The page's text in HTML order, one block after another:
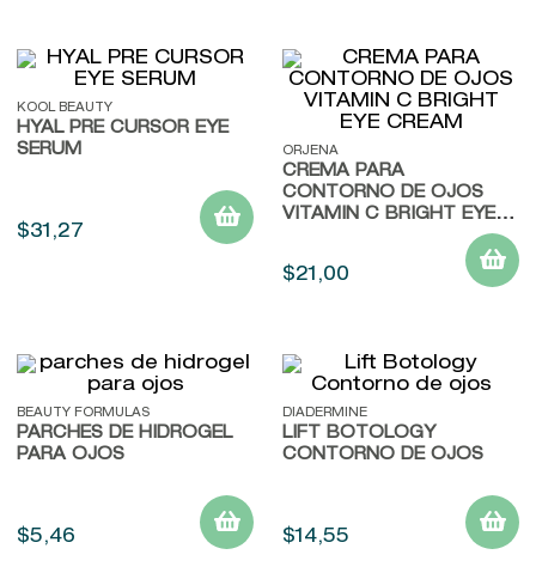
KOOL BEAUTY
HYAL PRE CURSOR EYE
SERUM
$31 ,27
ORJENA
CREMA PARA
CONTORNO DE OJOS
VITAMIN C BRIGHT EYE
$21 ,00
BEAUTY FORMULAS
PARCHES DE HIDROGEL
PARA OJOS
$5,46
DIADERMINE
LIFT BOTOLOGY
CONTORNO DE OJOS
$14,55